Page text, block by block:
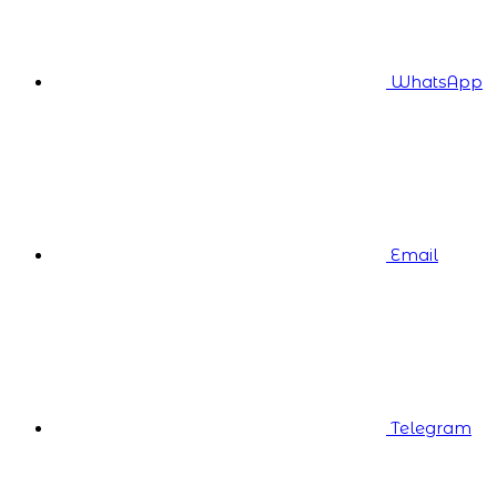
WhatsApp
Email
Telegram